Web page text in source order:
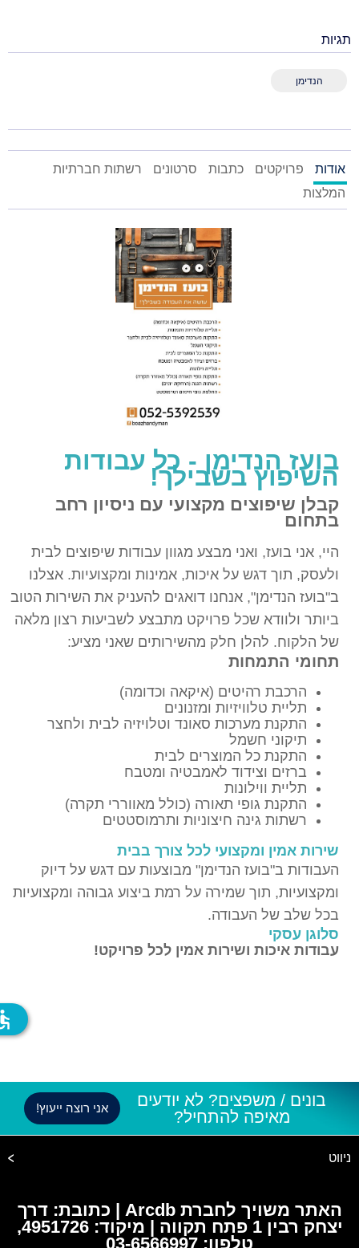
תגיות
הנדימן
אודות פרויקטים כתבות סרטונים
רשתות חברתיות
המלצות
בועז הנדימן - כל עבודות
השיפוץ בשבילך!
קבלן שיפוצים מקצועי עם ניסיון רחב
בתחום
היי, אני בועז, ואני מבצע מגוון עבודות שיפוצים לבית
ולעסק, תוך דגש על איכות, אמינות ומקצועיות. אצלנו
ב"בועז הנדימן", אנחנו דואגים להעניק את השירות הטוב
ביותר ולוודא שכל פרויקט מתבצע לשביעות רצון מלאה
של הלקוח. להלן חלק מהשירותים שאני מציע:
תחומי התמחות
הרכבת רהיטים (איקאה וכדומה)
תליית טלוויזיות ומזנונים
התקנת מערכות סאונד וטלויזיה לבית ולחצר
תיקוני חשמל
התקנת כל המוצרים לבית
ברזים וצידוד לאמבטיה ומטבח
תליית ווילונות
התקנת גופי תאורה (כולל מאווררי תקרה)
רשתות גינה חיצוניות ותרמוסטטים
שירות אמין ומקצועי לכל צורך בבית
העבודות ב"בועז הנדימן" מבוצעות עם דגש על דיוק
ומקצועיות, תוך שמירה על רמת ביצוע גבוהה ומקצועיות
בכל שלב של העבודה.
סלוגן עסקי
עבודות איכות ושירות אמין לכל פרויקט!
בונים / משפצים? לא יודעים
מאיפה להתחיל?
אני רוצה ייעוץ!
ניווט
האתר משויך לחברת Arcdb | כתובת: דרך
יצחק רבין 1 פתח תקווה | מיקוד: 4951726,
טלפון: 03-6566997